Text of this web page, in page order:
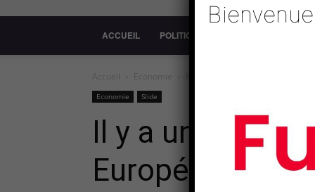
ACCUEIL POLITIQUE
Accueil Economie
Economie Slide
Il y a un an, le
Européenne